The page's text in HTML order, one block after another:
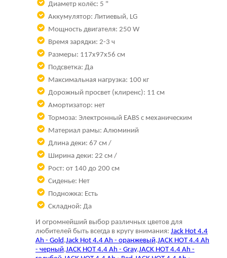
Диаметр колёс: 5 "
Аккумулятор: Литиевый, LG
Мощность двигателя: 250 W
Время зарядки: 2-3 ч
Размеры: 117х97х56 см
Подсветка: Да
Максимальная нагрузка: 100 кг
Дорожный просвет (клиренс): 11 см
Амортизатор: нет
Тормоза: Электронный EABS с механическим
Материал рамы: Алюминий
Длина деки: 67 см /
Ширина деки: 22 см /
Рост: от 140 до 200 см
Сиденье: Нет
Подножка: Есть
Складной: Да
И огромнейший выбор различных цветов для
любителей быть всегда в кругу внимания: Jack Hot 4.4
Ah - Gold,Jack Hot 4.4 Ah - оранжевый,JACK HOT 4.4 Ah
- черный,JACK HOT 4.4 Ah - Gray,JACK HOT 4.4 Ah -